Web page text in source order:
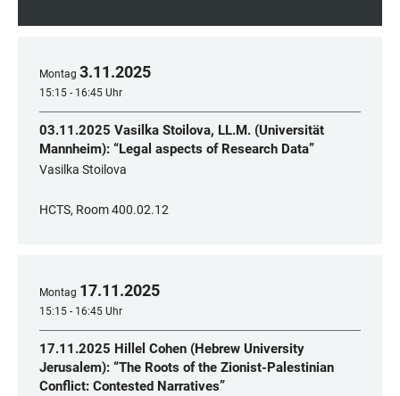
Montag 3.11.2025
15:15 - 16:45 Uhr
03.11.2025 Vasilka Stoilova, LL.M. (Universität
Mannheim): “Legal aspects of Research Data”
Vasilka Stoilova
HCTS, Room 400.02.12
Montag 17.11.2025
15:15 - 16:45 Uhr
17.11.2025 Hillel Cohen (Hebrew University
Jerusalem): “The Roots of the Zionist-Palestinian
Conflict: Contested Narratives”